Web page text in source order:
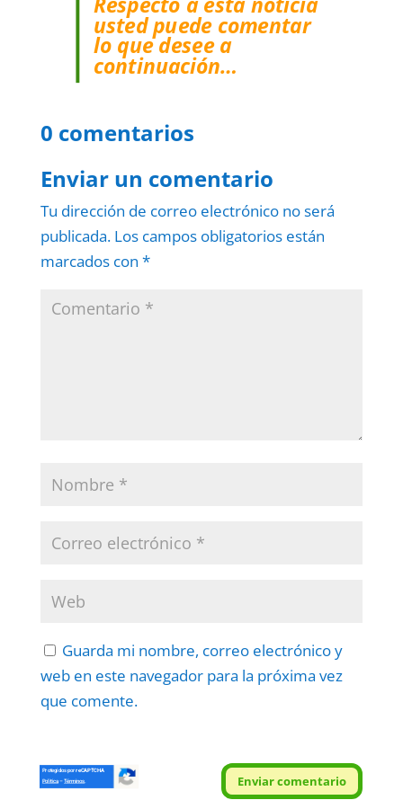
usted puede comentar
lo que desee a
continuación…
0 comentarios
Enviar un comentario
Tu dirección de correo electrónico no será
publicada. Los campos obligatorios están
marcados con *
Guarda mi nombre, correo electrónico y
web en este navegador para la próxima vez
que comente.
Enviar comentario
Protegidos porreCAPTCHA
Politica–Términos.